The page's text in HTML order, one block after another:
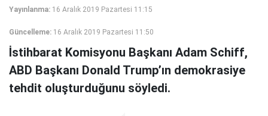
Yayınlanma: 16 Aralık 2019 Pazartesi 11:15
Güncelleme: 16 Aralık 2019 Pazartesi 11:50
İstihbarat Komisyonu Başkanı Adam Schiff,
ABD Başkanı Donald Trump’ın demokrasiye
tehdit oluşturduğunu söyledi.